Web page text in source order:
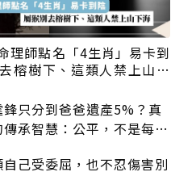
理師點名「4生肖」易卡到
榕樹下、這類人禁上山下
鋒只分到爸爸遺產5%？真
承智慧：公平，不是每個
自己受委屈，也不忍傷害別